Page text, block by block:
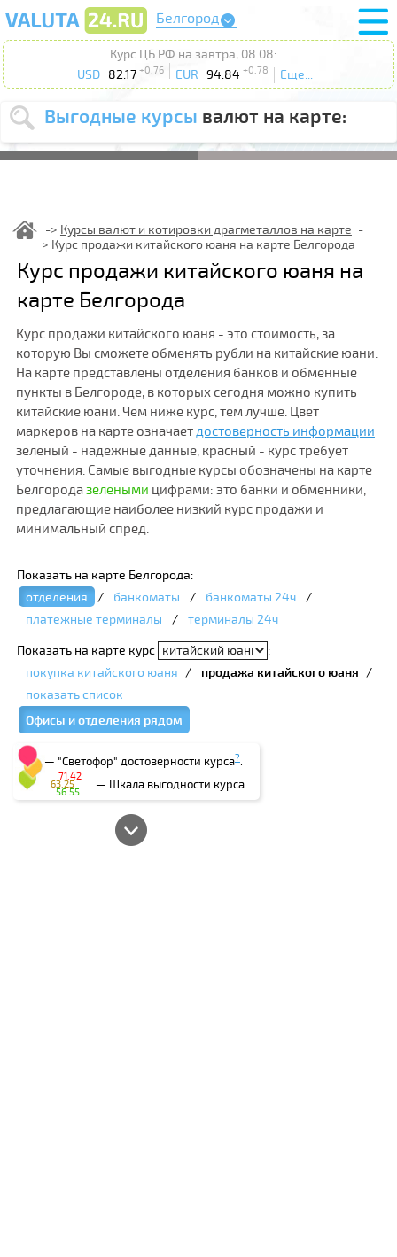
Белгород
Курс ЦБ РФ на завтра, 08.08:
USD
82.17 +0.76 EUR 94.84 +0.78 Еще...
Выгодные курсы валют на карте:
Выберите
USD EUR
курс до
Выберите
действие :
Поиск
Курсы валют и котировки драгметаллов на карте
Курс продажи китайского юаня на карте Белгорода
Курс продажи китайского юаня на
карте Белгорода
Курс продажи китайского юаня - это стоимость, за
которую Вы сможете обменять рубли на китайские юани.
На карте представлены отделения банков и обменные
пункты в Белгороде, в которых сегодня можно купить
китайские юани. Чем ниже курс, тем лучше. Цвет
маркеров на карте означаетдостоверность информации
зеленый - надежные данные, красный - курс требует
уточнения. Самые выгодные курсы обозначены на карте
Белгородазелеными цифрами: это банки и обменники,
предлагающие наиболее низкий курс продажи и
минимальный спред.
Показать на карте Белгорода:
отделения
/ банкоматы / банкоматы 24ч
/
платежные терминалы
/ терминалы 24ч
Показать на карте курс
:
покупка китайского юаня / продажа китайского юаня /
показать список
Офисы и отделения рядом
— "Светофор" достоверности курса?.
— Шкала выгодности курса.
56.55
63.25
71.42